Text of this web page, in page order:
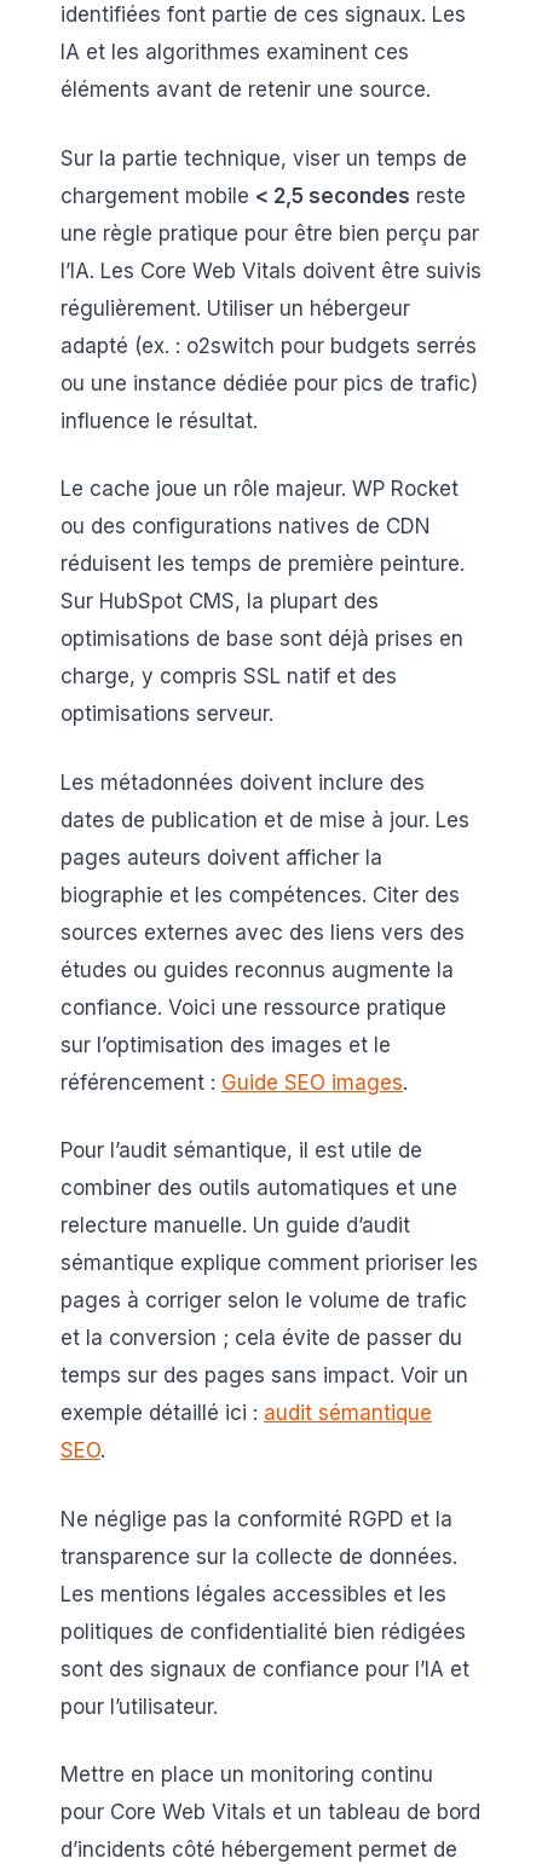
identifiées font partie de ces signaux. Les
IA et les algorithmes examinent ces
éléments avant de retenir une source.
Sur la partie technique, viser un temps de
chargement mobile < 2,5 secondes reste
une règle pratique pour être bien perçu par
l’IA. Les Core Web Vitals doivent être suivis
régulièrement. Utiliser un hébergeur
adapté (ex. : o2switch pour budgets serrés
ou une instance dédiée pour pics de trafic)
influence le résultat.
Le cache joue un rôle majeur. WP Rocket
ou des configurations natives de CDN
réduisent les temps de première peinture.
Sur HubSpot CMS, la plupart des
optimisations de base sont déjà prises en
charge, y compris SSL natif et des
optimisations serveur.
Les métadonnées doivent inclure des
dates de publication et de mise à jour. Les
pages auteurs doivent afficher la
biographie et les compétences. Citer des
sources externes avec des liens vers des
études ou guides reconnus augmente la
confiance. Voici une ressource pratique
sur l’optimisation des images et le
référencement : Guide SEO images.
Pour l’audit sémantique, il est utile de
combiner des outils automatiques et une
relecture manuelle. Un guide d’audit
sémantique explique comment prioriser les
pages à corriger selon le volume de trafic
et la conversion ; cela évite de passer du
temps sur des pages sans impact. Voir un
exemple détaillé ici : audit sémantique
SEO.
Ne néglige pas la conformité RGPD et la
transparence sur la collecte de données.
Les mentions légales accessibles et les
politiques de confidentialité bien rédigées
sont des signaux de confiance pour l’IA et
pour l’utilisateur.
Mettre en place un monitoring continu
pour Core Web Vitals et un tableau de bord
d’incidents côté hébergement permet de